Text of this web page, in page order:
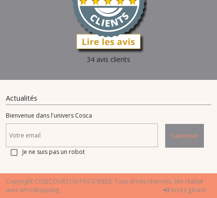
34 avis clients
Actualités
Bienvenue dans l'univers Cosca
S'abonner
Je ne suis pas un robot
Copyright COSECOURS J'AI PAS D'IDEES. Tous droits réservés. Site réalisé
avec eProShopping Accès gérant